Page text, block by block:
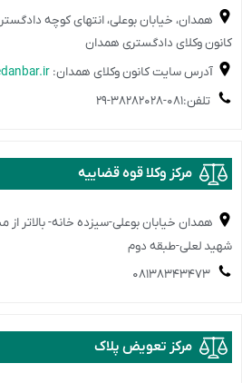
کانون وکلای دادگستری همدان
آدرس سایت کانون وکلای همدان:
تلفن:۰۸۱-۳۸۲۸۲۰۲۸-۲۹
️مرکز وکلا قوه قضاییه
همدان خیابان بوعلی-سیزده خانه- بالاتر
شهید لعلی-طبقه دوم
۰۸۱۳۸۳۴۳۴۷۳
️مرکز تعویض پلاک